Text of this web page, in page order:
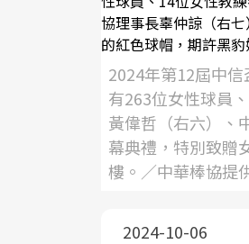
2024年第12屆中
有263位女性球員
黃偉哲（右六）、
幕典禮，特別致贈
樓。／中華棒協提
2024-10-06